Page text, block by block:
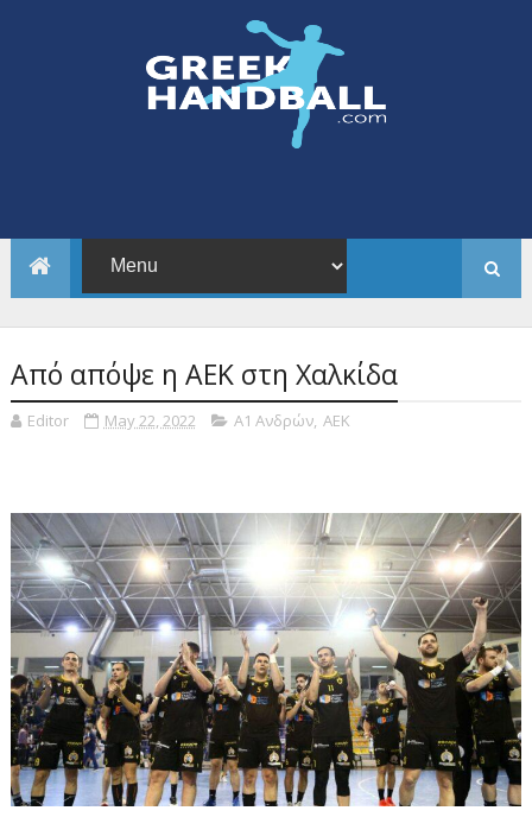
Από απόψε η ΑΕΚ στη Χαλκίδα
Editor May 22, 2022 Α1 Ανδρών, ΑΕΚ